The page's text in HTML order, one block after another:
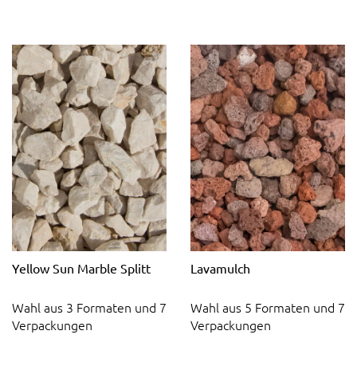
Yellow Sun Marble Splitt
Wahl aus 3 Formaten und 7
Verpackungen
Lavamulch
Wahl aus 5 Formaten und 7
Verpackungen